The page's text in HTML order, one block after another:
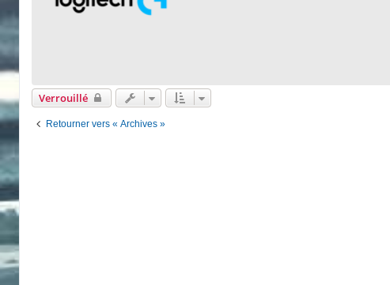
Verrouillé
Retourner vers « Archives »